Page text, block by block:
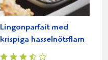
Lingonparfait med
krispiga hasselnötsflarn